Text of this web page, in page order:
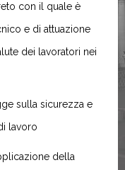
con il quale è
e di attuazione
dei lavoratori nei
sulla sicurezza e
lavoro
della